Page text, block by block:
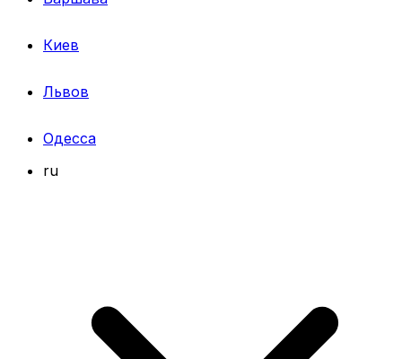
Киев
Львов
Одесса
ru